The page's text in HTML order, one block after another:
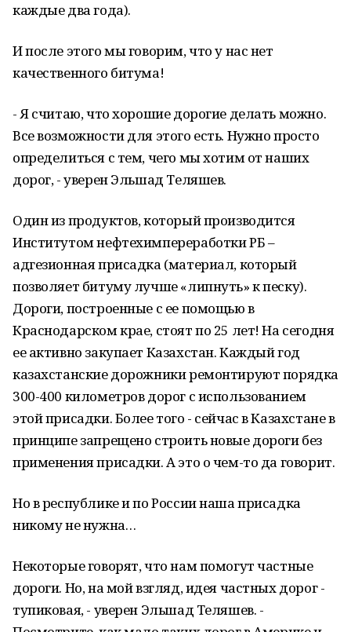
каждые два года).
И после этого мы говорим, что у нас нет
качественного битума!
- Я считаю, что хорошие дорогие делать можно.
Все возможности для этого есть. Нужно просто
определиться с тем, чего мы хотим от наших
дорог, - уверен Эльшад Теляшев.
Один из продуктов, который производится
Институтом нефтехимпереработки РБ –
адгезионная присадка (материал, который
позволяет битуму лучше «липнуть» к песку).
Дороги, построенные с ее помощью в
Краснодарском крае, стоят по 25 лет! На сегодня
ее активно закупает Казахстан. Каждый год
казахстанские дорожники ремонтируют порядка
300-400 километров дорог с использованием
этой присадки. Более того - сейчас в Казахстане в
принципе запрещено строить новые дороги без
применения присадки. А это о чем-то да говорит.
Но в республике и по России наша присадка
никому не нужна…
Некоторые говорят, что нам помогут частные
дороги. Но, на мой взгляд, идея частных дорог -
тупиковая, - уверен Эльшад Теляшев. -